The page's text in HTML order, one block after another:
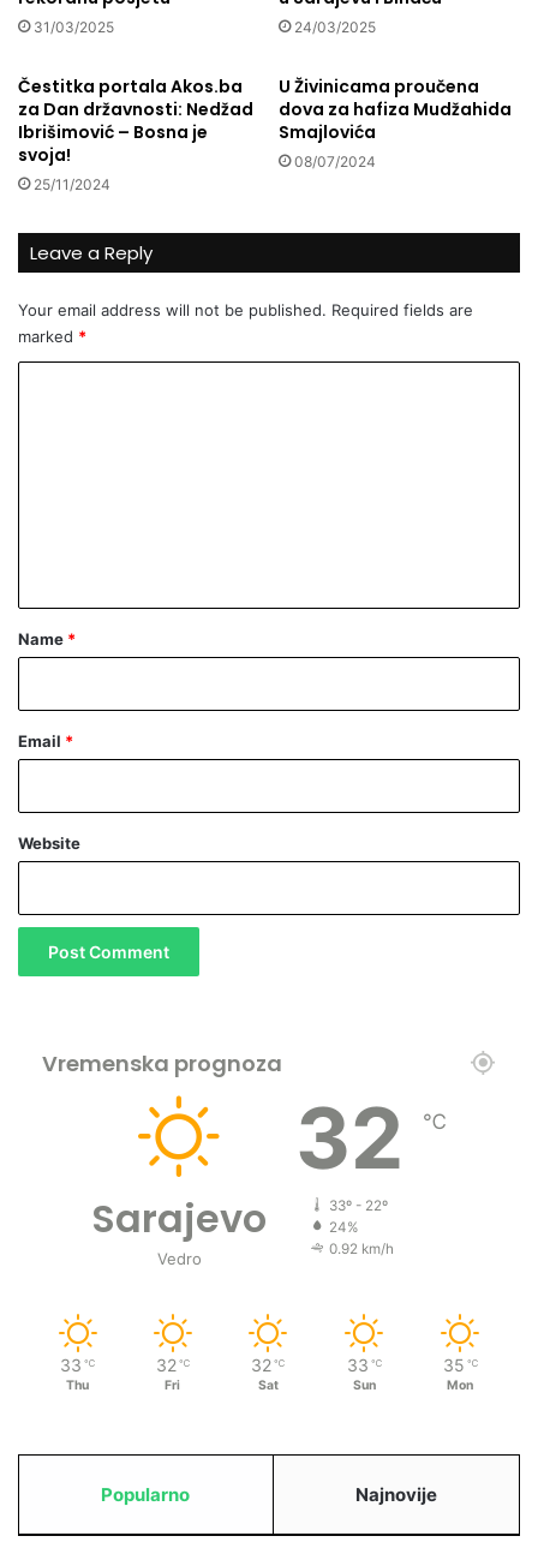
d
t
e
?
a
a
j
e
v
u
a
b
s
j
e
n
i
k
31/03/2025 24/03/2025
Čestitka portala Akos.ba
za Dan državnosti: Nedžad
Ibrišimović – Bosna je
svoja!
25/11/2024
U Živinicama proučena
dova za hafiza Mudžahida
Smajlovića
08/07/2024
Leave a Reply
Your email address will not be published. Required fields are
marked *
*
Name *
Email *
Website
Vremenska prognoza
Sarajevo
Vedro
32 ℃
33º - 22º
24%
0.92 km/h
33 ℃
Thu
32 ℃
Fri
32 ℃
Sat
33 ℃
Sun
35 ℃
Mon
Popularno Najnovije